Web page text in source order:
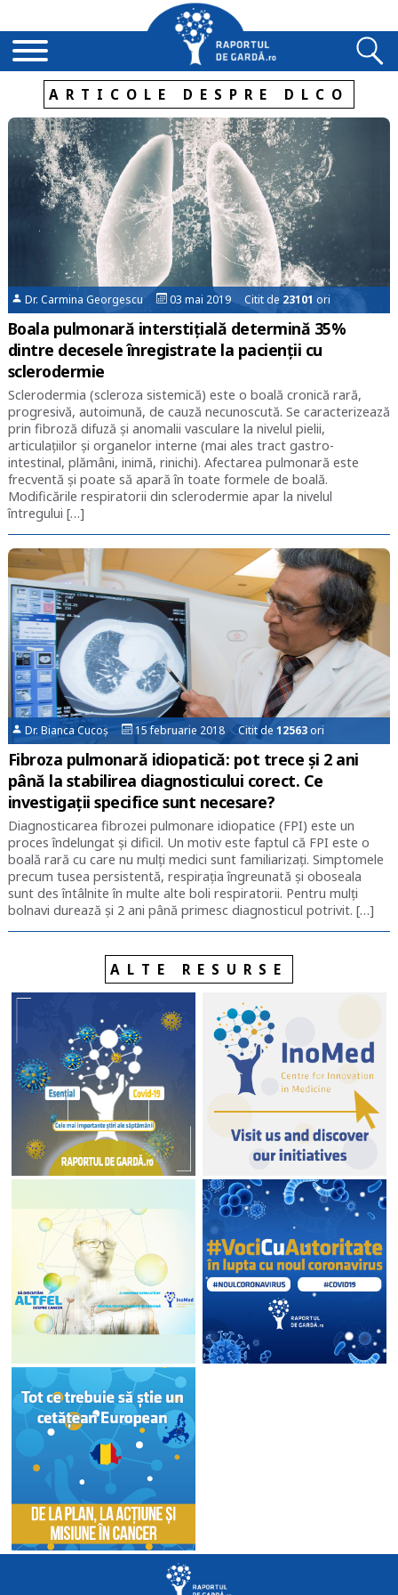
ARTICOLE DESPRE DLCO
Dr. Carmina Georgescu 03 mai 2019 Citit de 23101 ori
Boala pulmonară interstițială determină 35%
dintre decesele înregistrate la pacienții cu
sclerodermie
Sclerodermia (scleroza sistemică) este o boală cronică rară,
progresivă, autoimună, de cauză necunoscută. Se caracterizează
prin fibroză difuză și anomalii vasculare la nivelul pielii,
articulațiilor și organelor interne (mai ales tract gastro-
intestinal, plămâni, inimă, rinichi). Afectarea pulmonară este
frecventă și poate să apară în toate formele de boală.
Modificările respiratorii din sclerodermie apar la nivelul
întregului […]
Dr. Bianca Cucoș 15 februarie 2018 Citit de12563 ori
Fibroza pulmonară idiopatică: pot trece și 2 ani
până la stabilirea diagnosticului corect. Ce
investigații specifice sunt necesare?
Diagnosticarea fibrozei pulmonare idiopatice (FPI) este un
proces îndelungat și dificil. Un motiv este faptul că FPI este o
boală rară cu care nu mulți medici sunt familiarizați. Simptomele
precum tusea persistentă, respirația îngreunată și oboseala
sunt des întâlnite în multe alte boli respiratorii. Pentru mulți
bolnavi durează și 2 ani până primesc diagnosticul potrivit. […]
ALTE RESURSE